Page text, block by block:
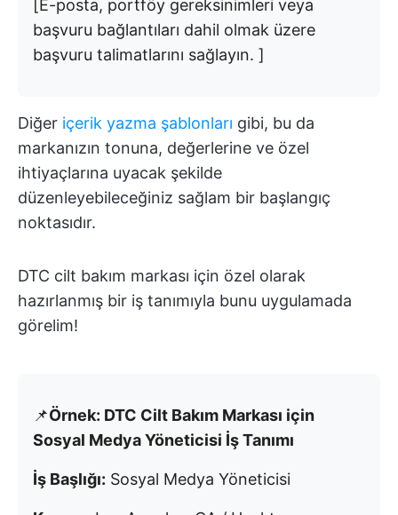
[E-posta, portföy gereksinimleri veya
başvuru bağlantıları dahil olmak üzere
başvuru talimatlarını sağlayın. ]
Diğer içerik yazma şablonları gibi, bu da
markanızın tonuna, değerlerine ve özel
ihtiyaçlarına uyacak şekilde
düzenleyebileceğiniz sağlam bir başlangıç
noktasıdır.
DTC cilt bakım markası için özel olarak
hazırlanmış bir iş tanımıyla bunu uygulamada
görelim!
📌Örnek: DTC Cilt Bakım Markası için
Sosyal Medya Yöneticisi İş Tanımı
İş Başlığı: Sosyal Medya Yöneticisi